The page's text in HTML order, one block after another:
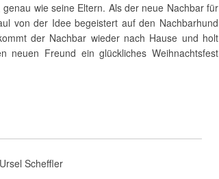
wie seine Eltern. Als der neue Nachbar für
von der Idee begeistert auf den Nachbarhund
der Nachbar wieder nach Hause und holt
Freund ein glückliches Weihnachtsfest
Ursel Scheffler